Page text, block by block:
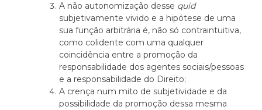
A não autonomização desse quid
subjetivamente vivido e a hipótese de uma
sua função arbitrária é, não só contraintuitiva,
como colidente com uma qualquer
coincidência entre a promoção da
responsabilidade dos agentes sociais/pessoas
e a responsabilidade do Direito;
A crença num mito de subjetividade e da
possibilidade da promoção dessa mesma